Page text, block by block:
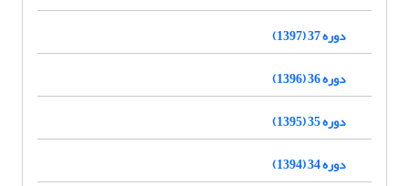
دوره 37 (1397)
دوره 36 (1396)
دوره 35 (1395)
دوره 34 (1394)